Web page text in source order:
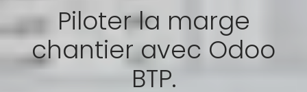
Piloter la marge
chantier avec Odoo
BTP.